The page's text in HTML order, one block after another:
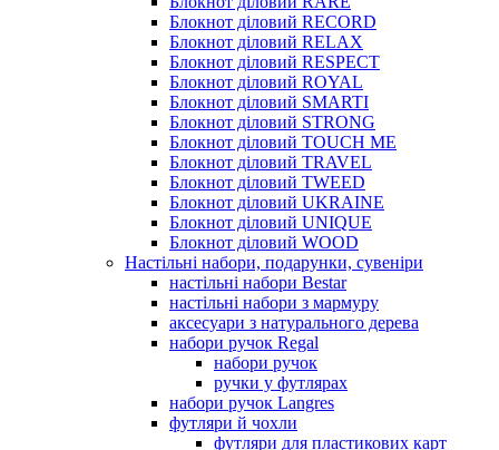
Блокнот діловий RECORD
Блокнот діловий RELAX
Блокнот діловий RESPECT
Блокнот діловий ROYAL
Блокнот діловий SMARTI
Блокнот діловий STRONG
Блокнот діловий TOUCH ME
Блокнот діловий TRAVEL
Блокнот діловий TWEED
Блокнот діловий UKRAINE
Блокнот діловий UNIQUE
Блокнот діловий WOOD
Настільні набори, подарунки, сувеніри
настільні набори Bestar
настільні набори з мармуру
аксесуари з натурального дерева
набори ручок Regal
набори ручок
ручки у футлярах
набори ручок Langres
футляри й чохли
футляри для пластикових карт